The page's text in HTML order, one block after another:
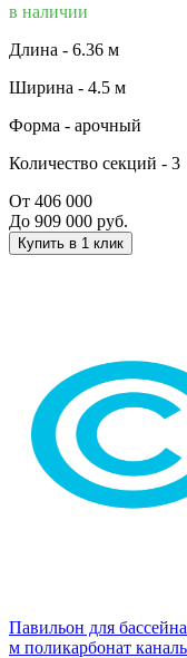
в наличии
Длина - 6.36 м
Ширина - 4.5 м
Форма - арочный
Количество секций - 3
От 406 000
До 909 000 руб.
Купить в 1 клик
Павильон для
м поликарбонат